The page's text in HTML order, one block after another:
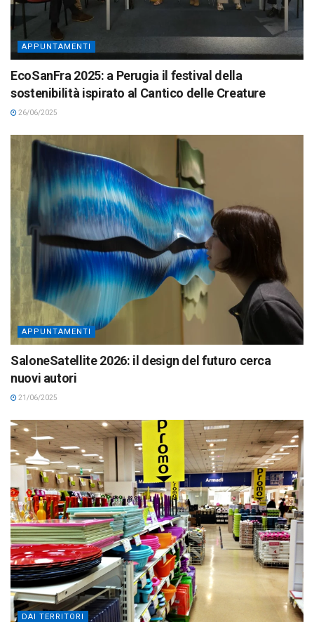
APPUNTAMENTI
EcoSanFra 2025: a Perugia il festival della
sostenibilità ispirato al Cantico delle Creature
26/06/2025
APPUNTAMENTI
SaloneSatellite 2026: il design del futuro cerca
nuovi autori
21/06/2025
DAI TERRITORI